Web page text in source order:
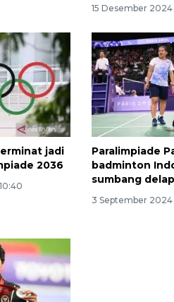
15 Desember 2024
jadi
2036
Paralimpiade
badminton
sumbang
3 September 2024